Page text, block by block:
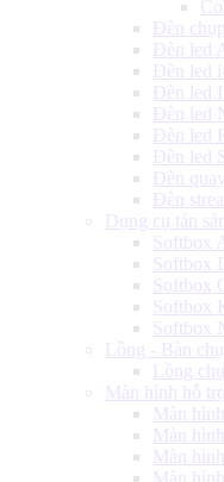
Đèn
Đèn led
Đèn led
Đèn led
Đèn led
Đèn led
Đèn led
Đèn
Đèn
Dụng cụ tản
Softbox
Softbox
Softbox
Softbox
Softbox
Lồng - Bàn
Lồng
Màn hình hỗ
Màn
Màn
Màn
Màn